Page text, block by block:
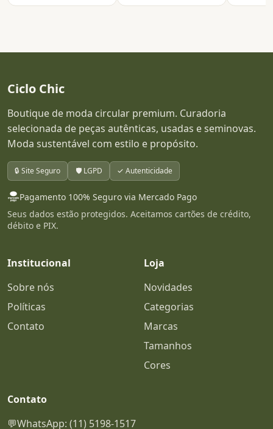
Ciclo Chic
Boutique de moda circular premium. Curadoria
selecionada de peças autênticas, usadas e seminovas.
Moda sustentável com estilo e propósito.
🔒 Site Seguro 🛡️ LGPD ✓ Autenticidade
Pagamento 100% Seguro via Mercado Pago
Seus dados estão protegidos. Aceitamos cartões de crédito,
débito e PIX.
Institucional
Sobre nós
Políticas
Contato
Loja
Novidades
Categorias
Marcas
Tamanhos
Cores
Contato
💬WhatsApp: (11) 5198-1517